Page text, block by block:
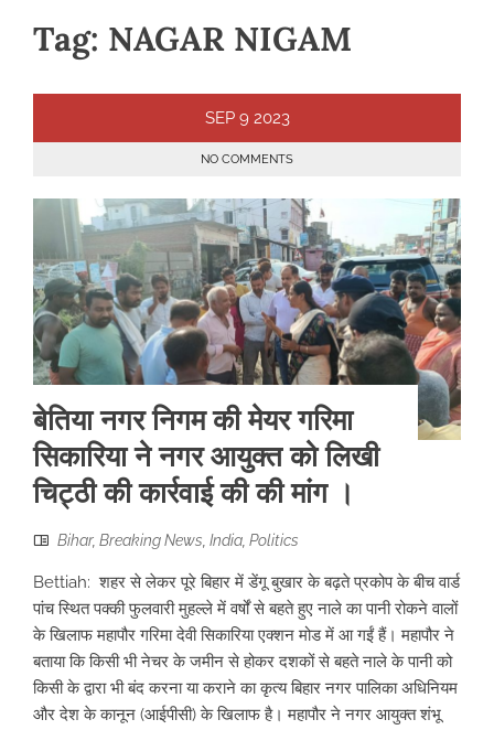
Tag: NAGAR NIGAM
SEP 9 2023
NO COMMENTS
बेतिया नगर निगम की मेयर गरिमा
सिकारिया ने नगर आयुक्त को लिखी
चिट्ठी की कार्रवाई की की मांग ।
Bihar, Breaking News, India, Politics
Bettiah: शहर से लेकर पूरे बिहार में डेंगू बुखार के बढ़ते प्रकोप के बीच वार्ड
पांच स्थित पक्की फुलवारी मुहल्ले में वर्षों से बहते हुए नाले का पानी रोकने वालों
के खिलाफ महापौर गरिमा देवी सिकारिया एक्शन मोड में आ गईं हैं। महापौर ने
बताया कि किसी भी नेचर के जमीन से होकर दशकों से बहते नाले के पानी को
किसी के द्वारा भी बंद करना या कराने का कृत्य बिहार नगर पालिका अधिनियम
और देश के कानून (आईपीसी) के खिलाफ है। महापौर ने नगर आयुक्त शंभू